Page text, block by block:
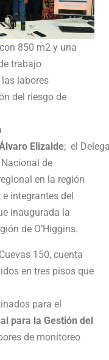
850 m2 y una
trabajo
labores
del riesgo de
Elizalde; el
de
en la región
; e integrantes del
inaugurada la
de O’Higgins.
150, cuenta
en tres pisos que
para el
para la Gestión del
de monitoreo